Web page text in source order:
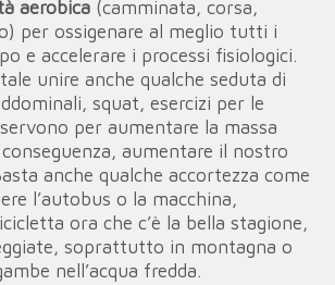
aerobica (camminata, corsa,
per ossigenare al meglio tutti i
e accelerare i processi fisiologici.
unire anche qualche seduta di
squat, esercizi per le
per aumentare la massa
aumentare il nostro
anche qualche accortezza come
l’autobus o la macchina,
ora che c’è la bella stagione,
soprattutto in montagna o
nell’acqua fredda.